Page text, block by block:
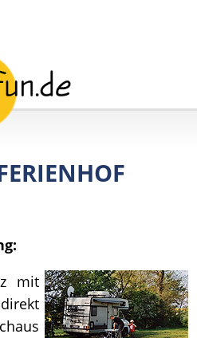
mit